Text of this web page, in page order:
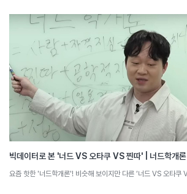
빅데이터로 본 '너드 VS 오타쿠 VS 찐따' | 너드학개론